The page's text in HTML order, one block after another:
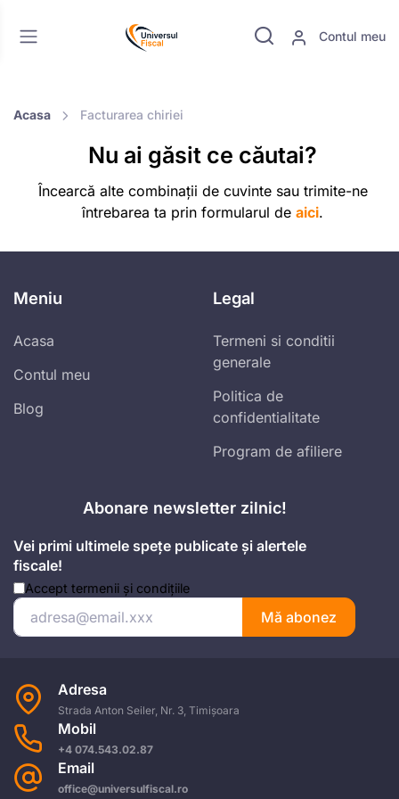
Contul meu
Acasa Facturarea chiriei
Nu ai găsit ce căutai?
Încearcă alte combinații de cuvinte sau trimite-ne
întrebarea ta prin formularul de aici.
Meniu
Acasa
Contul meu
Blog
Legal
Termeni si conditii
generale
Politica de
confidentialitate
Program de afiliere
Abonare newsletter zilnic!
Vei primi ultimele spețe publicate și alertele
fiscale!
Accept termenii și condițiile
Mă abonez
Adresa
Strada Anton Seiler, Nr. 3, Timișoara
Mobil
+4 074.543.02.87
Email
office@universulfiscal.ro